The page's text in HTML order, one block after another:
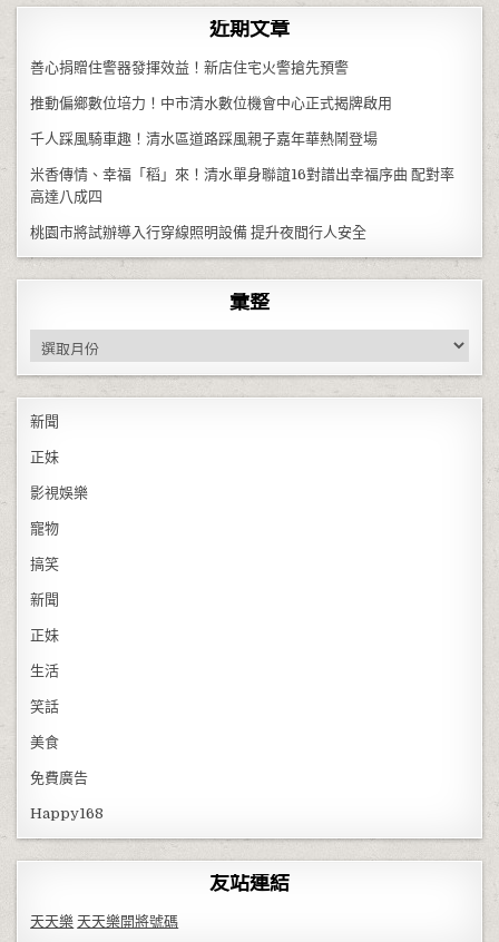
近期文章
善心捐贈住警器發揮效益！新店住宅火警搶先預警
推動偏鄉數位培力！中市清水數位機會中心正式揭牌啟用
千人踩風騎車趣！清水區道路踩風親子嘉年華熱鬧登場
米香傳情、幸福「稻」來！清水單身聯誼16對譜出幸福序曲 配對率
高達八成四
桃園市將試辦導入行穿線照明設備 提升夜間行人安全
彙整
彙整
新聞
正妹
影視娛樂
寵物
搞笑
新聞
正妹
生活
笑話
美食
免費廣告
Happy168
友站連結
天天樂 天天樂開將號碼